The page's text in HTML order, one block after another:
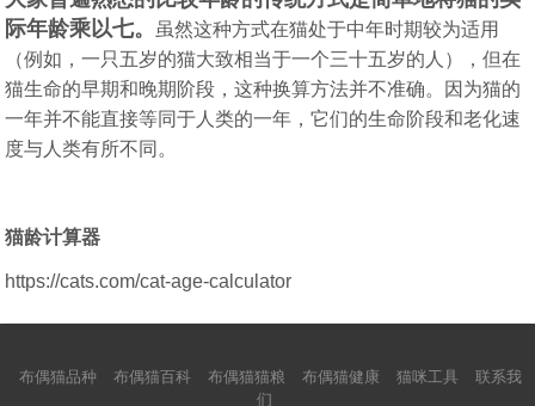
际年龄乘以七。虽然这种方式在猫处于中年时期较为适用
（例如，一只五岁的猫大致相当于一个三十五岁的人），但在
猫生命的早期和晚期阶段，这种换算方法并不准确。因为猫的
一年并不能直接等同于人类的一年，它们的生命阶段和老化速
度与人类有所不同。
猫龄计算器
https://cats.com/cat-age-calculator
布偶猫品种 布偶猫百科 布偶猫猫粮 布偶猫健康 猫咪工具
联系我
们